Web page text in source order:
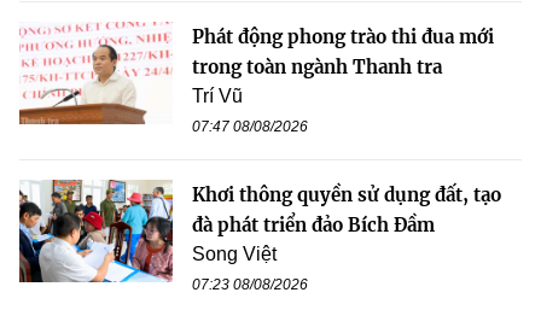
Phát động phong trào thi đua mới
trong toàn ngành Thanh tra
Trí Vũ
07:47 08/08/2026
Khơi thông quyền sử dụng đất, tạo
đà phát triển đảo Bích Đầm
Song Việt
07:23 08/08/2026